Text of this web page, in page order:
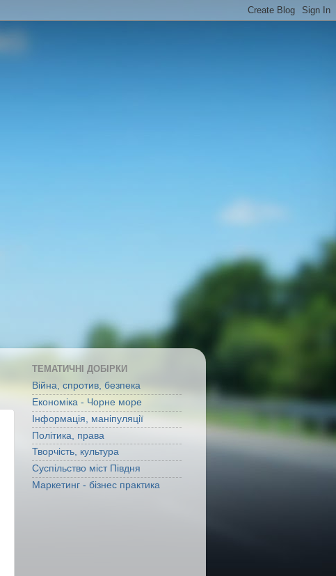
ТЕМАТИЧНІ ДОБІРКИ
Війна, спротив, безпека
Економіка - Чорне море
Інформація, маніпуляції
Політика, права
Творчість, культура
Суспільство міст Півдня
Маркетинг - бізнес практика